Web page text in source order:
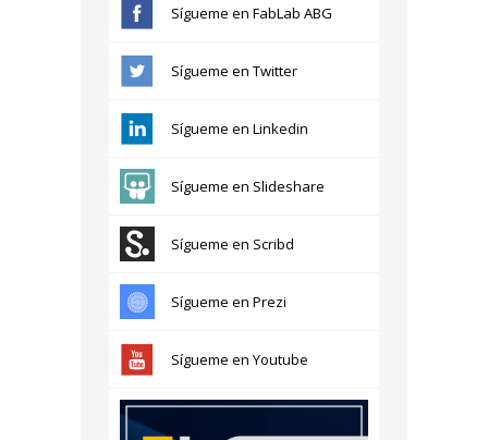
Sígueme en FabLab ABG
Sígueme en Twitter
Sígueme en Linkedin
Sígueme en Slideshare
Sígueme en Scribd
Sígueme en Prezi
Sígueme en Youtube